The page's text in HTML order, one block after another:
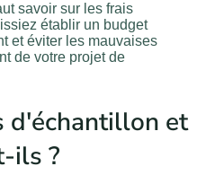
savoir sur les frais
établir un budget
et éviter les mauvaises
de votre projet de
d'échantillon et
ils ?